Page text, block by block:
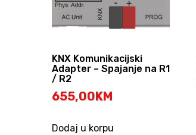
KNX Komunikacijski
Adapter – Spajanje na R1
/ R2
655,00KM
Dodaj u korpu